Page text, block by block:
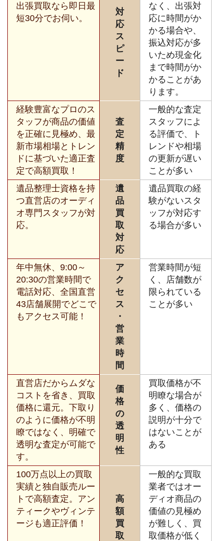
出張買取なら即日最
短30分でお伺い。
対
応
ス
ピ
ー
ド
なく、出張対
応に時間がか
かる場合や、
振込対応が多
いため現金化
まで時間がか
かることがあ
ります。
経験豊富なプロのス
タッフが商品の価値
を正確に見極め、最
新市場相場とトレン
ドに基づいた適正査
定で高額買取！
査
定
精
度
一般的な査定
スタッフによ
る評価で、ト
レンドや相場
の更新が遅い
ことが多い
遺品整理士資格を持
つ直営店のオーディ
オ専門スタッフが対
応。
遺
品
買
取
対
応
遺品買取の経
験がないスタ
ッフが対応す
る場合が多い
年中無休、9:00～
20:30の営業時間で
電話対応、全国直営
43店舗展開でどこで
もアクセス可能！
ア
ク
セ
ス
・
営
業
時
間
営業時間が短
く、店舗数が
限られている
ことが多い
直営店だからムダな
コストを省き、買取
価格に還元。下取り
のように価格が不明
瞭ではなく、明確で
透明な査定が可能で
す。
価
格
の
透
明
性
買取価格が不
明瞭な場合が
多く、価格の
説明が十分で
はないことが
ある
100万点以上の買取
実績と独自販売ルー
トで高額査定。アン
ティークやヴィンテ
ージも適正評価！
高
額
買
取
一般的な買取
業者ではオー
ディオ商品の
価値の見極め
が難しく、買
取価格が低く